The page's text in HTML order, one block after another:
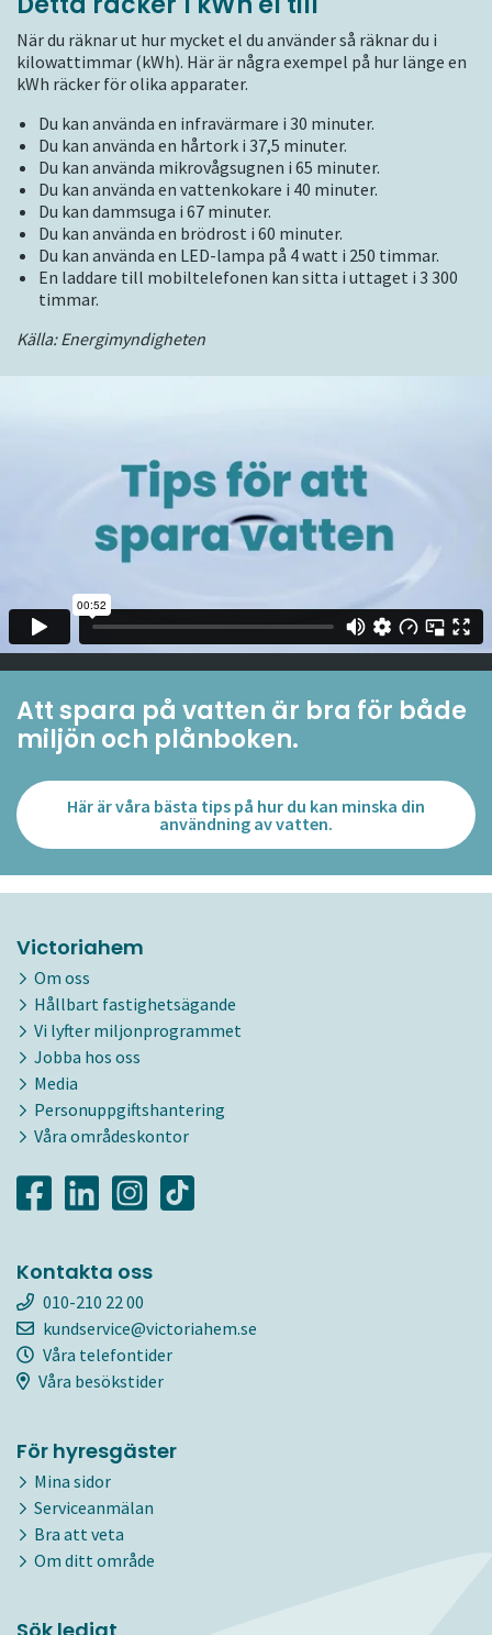
När du räknar ut hur mycket el du använder så räknar du i
kilowattimmar (kWh). Här är några exempel på hur länge en
kWh räcker för olika apparater.
Du kan använda en infravärmare i 30 minuter.
Du kan använda en hårtork i 37,5 minuter.
Du kan använda mikrovågsugnen i 65 minuter.
Du kan använda en vattenkokare i 40 minuter.
Du kan dammsuga i 67 minuter.
Du kan använda en brödrost i 60 minuter.
Du kan använda en LED-lampa på 4 watt i 250 timmar.
En laddare till mobiltelefonen kan sitta i uttaget i 3 300
timmar.
Källa: Energimyndigheten
Att spara på vatten är bra för både
miljön och plånboken.
Här är våra bästa tips på hur du kan minska din
användning av vatten.
Victoriahem
Om oss
Hållbart fastighetsägande
Vi lyfter miljonprogrammet
Jobba hos oss
Media
Personuppgiftshantering
Våra områdeskontor
Kontakta oss
010-210 22 00
kundservice@victoriahem.se
Våra telefontider
Våra besökstider
För hyresgäster
Mina sidor
Serviceanmälan
Bra att veta
Om ditt område